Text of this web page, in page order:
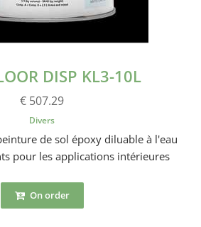
DISP KL3-10L
€ 507.29
Divers
de sol époxy diluable à l'eau
pour les applications intérieures
On order